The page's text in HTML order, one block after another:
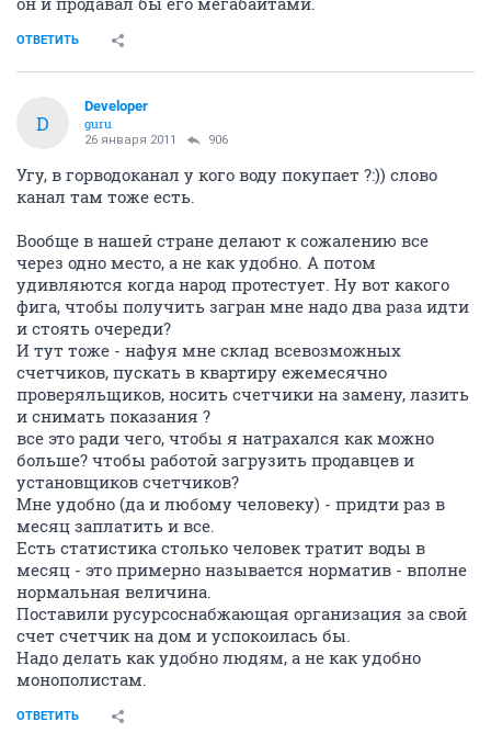
ОТВЕТИТЬ
D
Developer
guru
26 января 2011 906
Угу, в горводоканал у кого воду покупает ?:)) слово
канал там тоже есть.
Вообще в нашей стране делают к сожалению все
через одно место, а не как удобно. А потом
удивляются когда народ протестует. Ну вот какого
фига, чтобы получить загран мне надо два раза идти
и стоять очереди?
И тут тоже - нафуя мне склад всевозможных
счетчиков, пускать в квартиру ежемесячно
проверяльщиков, носить счетчики на замену, лазить
и снимать показания ?
все это ради чего, чтобы я натрахался как можно
больше? чтобы работой загрузить продавцев и
установщиков счетчиков?
Мне удобно (да и любому человеку) - придти раз в
месяц заплатить и все.
Есть статистика столько человек тратит воды в
месяц - это примерно называется норматив - вполне
нормальная величина.
Поставили русурсоснабжающая организация за свой
счет счетчик на дом и успокоилась бы.
Надо делать как удобно людям, а не как удобно
монополистам.
ОТВЕТИТЬ